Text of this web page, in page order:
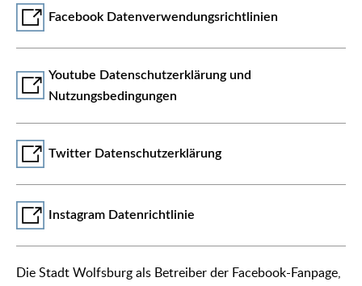
Facebook Datenverwendungsrichtlinien
Youtube Datenschutzerklärung und
Nutzungsbedingungen
Twitter Datenschutzerklärung
Instagram Datenrichtlinie
Die Stadt Wolfsburg als Betreiber der Facebook-Fanpage,